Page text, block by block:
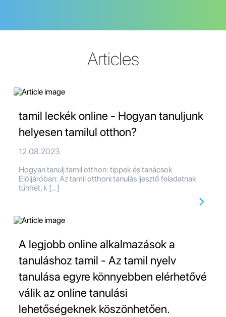
Articles
tamil leckék online - Hogyan tanuljunk
helyesen tamilul otthon?
12.08.2023
Hogyan tanulj tamil otthon: tippek és tanácsok
Elöljáróban: Az tamil otthoni tanulás ijesztő feladatnak
tűnhet, k […]
A legjobb online alkalmazások a
tanuláshoz tamil - Az tamil nyelv
tanulása egyre könnyebben elérhetővé
válik az online tanulási
lehetőségeknek köszönhetően.